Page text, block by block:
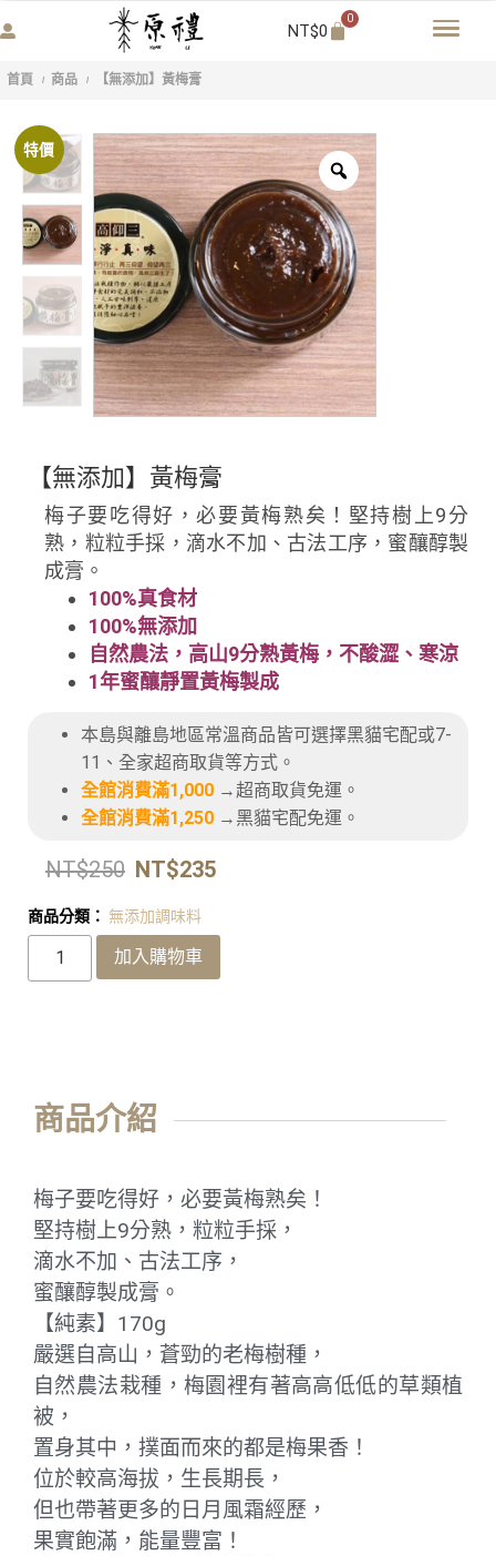
NT$0
0
首頁 / 商品 / 【無添加】黃梅膏
特價
【無添加】黃梅膏
梅子要吃得好，必要黃梅熟矣！堅持樹上9分
熟，粒粒手採，滴水不加、古法工序，蜜釀醇製
成膏。
100%真食材
100%無添加
自然農法，高山9分熟黃梅，不酸澀、寒涼
1年蜜釀靜置黃梅製成
本島與離島地區常溫商品皆可選擇黑貓宅配或7-
11、全家超商取貨等方式。
全館消費滿1,000 →超商取貨免運。
全館消費滿1,250 →黑貓宅配免運。
NT$250 NT$235
商品分類： 無添加調味料
加入購物車
商品介紹
梅子要吃得好，必要黃梅熟矣！
堅持樹上9分熟，粒粒手採，
滴水不加、古法工序，
蜜釀醇製成膏。
【純素】170g
嚴選自高山，蒼勁的老梅樹種，
自然農法栽種，梅園裡有著高高低低的草類植
被，
置身其中，撲面而來的都是梅果香！
位於較高海拔，生長期長，
但也帶著更多的日月風霜經歷，
果實飽滿，能量豐富！